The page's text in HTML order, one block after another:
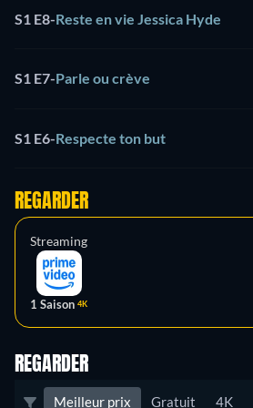
S1 E8-Reste en vie Jessica Hyde
S1 E7-Parle ou crève
S1 E6-Respecte ton but
REGARDER
Streaming
1 Saison 4K
REGARDER
Meilleur prix Gratuit 4K